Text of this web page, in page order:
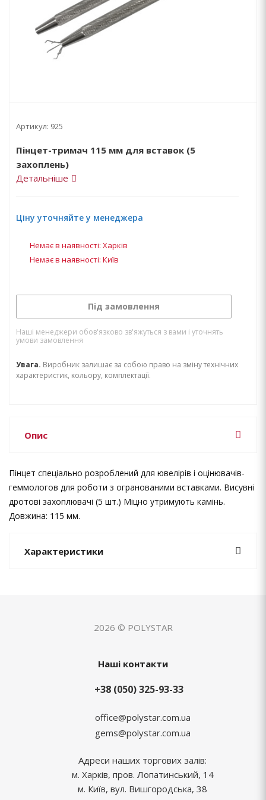
Артикул: 925
Пінцет-тримач 115 мм для вставок (5
захоплень)
Детальніше
Ціну уточняйте у менеджера
Немає в наявності: Харків
Немає в наявності: Київ
Під замовлення
Наші менеджери обов'язково зв'яжуться з вами і уточнять
умови замовлення
Увага. Виробник залишає за собою право на зміну технічних
характеристик, кольору, комплектації.
Опис
Пінцет спеціально розроблений для ювелірів і оцінювачів-
геммологов для роботи з огранованими вставками. Висувні
дротові захоплювачі (5 шт.) Міцно утримують камінь.
Довжина: 115 мм.
Характеристики
2026 © POLYSTAR
Наші контакти
+38 (050) 325-93-33
office@polystar.com.ua
gems@polystar.com.ua
Адреси наших торгових залів:
м. Харків, пров. Лопатинський, 14
м. Київ, вул. Вишгородська, 38